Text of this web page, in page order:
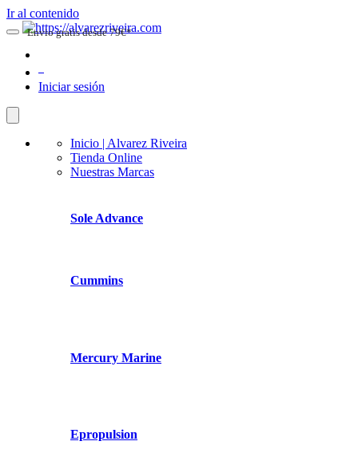
Ir al contenido
Iniciar sesión
Inicio | Alvarez Riveira
Tienda Online
Nuestras Marcas
Sole Advance
Cummins
Mercury Marine
Epropulsion
Envio gratis desde 79€*